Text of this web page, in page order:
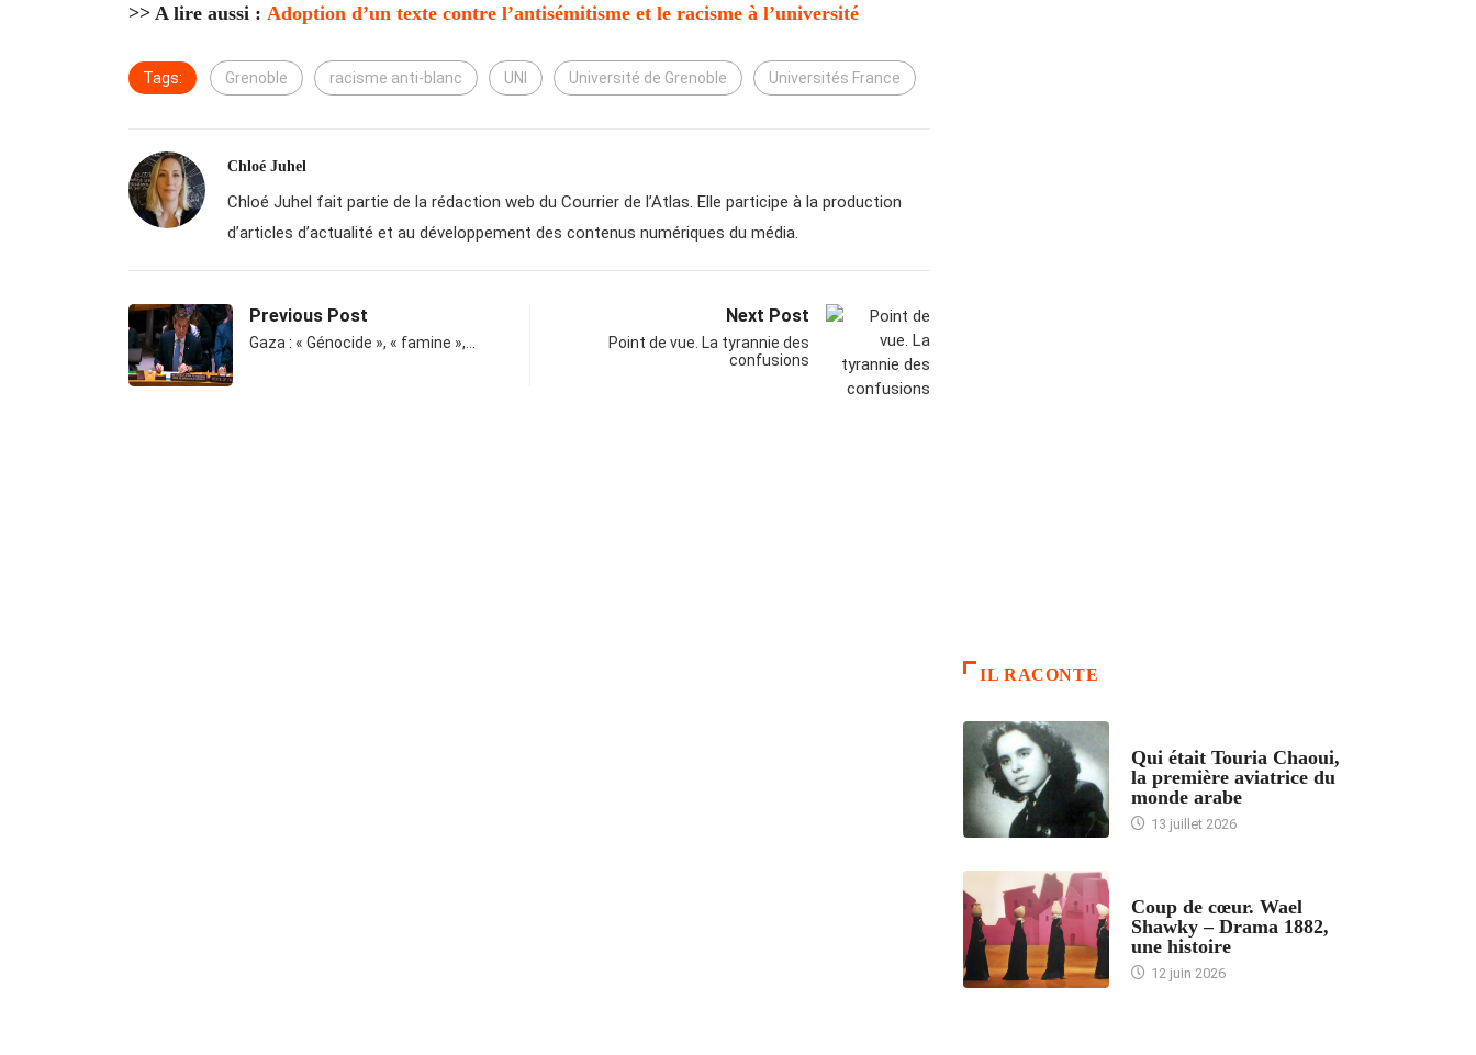
>> A lire aussi : Adoption d’un texte contre l’antisémitisme et le racisme à l’université
Tags: Grenoble racisme anti-blanc UNI Université de Grenoble Universités France
Chloé Juhel
Chloé Juhel fait partie de la rédaction web du Courrier de l’Atlas. Elle participe à la production
d’articles d’actualité et au développement des contenus numériques du média.
Previous Post
Gaza : « Génocide », « famine »,…
Next Post
Point de vue. La tyrannie des
confusions
IL RACONTE
Qui était Touria Chaoui,
la première aviatrice du
monde arabe
13 juillet 2026
Coup de cœur. Wael
Shawky – Drama 1882,
une histoire
12 juin 2026